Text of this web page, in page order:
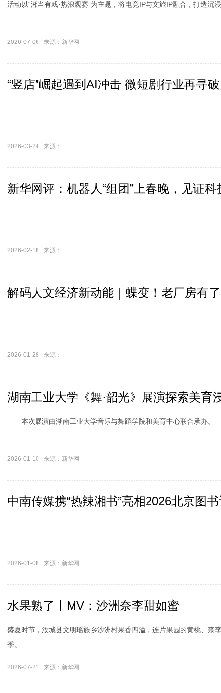
活动以“湘当有戏·热浪观赛”为主题，将电竞IP与文旅IP融合，打造沉
2026-07-06 来源：新华网
“竖店”崛起遇到AI冲击 微短剧行业再寻
2026-03-24 来源：
新华网评：机器人“组团”上春晚，见证
2026-02-18 来源：
解码人文经济新动能｜蝶变！老厂房有了
2026-01-28 来源：
湖南工业大学《舞·韶光》展演探索美育
本次展演由湖南工业大学音乐与舞蹈学院和美育中心联合承办。
2026-01-10 来源：新华网
中南传媒携“热辣湘书”亮相2026北京图
2026-01-08 来源：新华网
水果熟了丨MV：沙洲奈李甜如蜜
盛夏时节，汝城县文明瑶族乡沙洲村果香四溢，连片果园的黄桃、柰
季。
2026-07-21 来源：新华网